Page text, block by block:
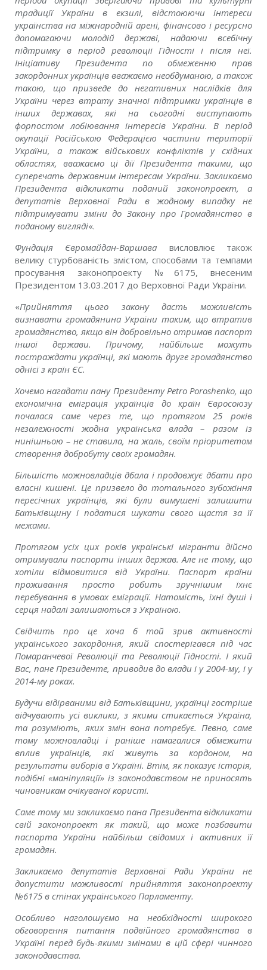
традиції України в екзилі, відстоюючи інтереси
українства на міжнародній арені, фінансово і ресурсно
допомагаючи молодій державі, надаючи всебічну
підтримку в період революції Гідності і після неї.
Ініціативу Президента по обмеженню прав
закордонних українців вважаємо необдуманою, а також
такою, що призведе до негативних наслідків для
України через втрату значної підтримки українців в
інших державах, які на сьогодні виступають
форпостом лобіювання інтересів України. В період
окупації Російською Федерацією частини території
України, а також військових конфліктів у східних
областях, вважаємо ці дії Президента такими, що
суперечать державним інтересам України. Закликаємо
Президента відкликати поданий законопроект, а
депутатів Верховної Ради в жодному випадку не
підтримувати зміни до Закону про Громадянство в
поданому вигляді«.
Фундація Євромайдан-Варшава висловлює також
велику стурбованість змістом, способами та темпами
просування законопроекту №6175, внесеним
Президентом 13.03.2017 до Верховної Ради України.
«Прийняття цього закону дасть можливість
визнавати громадянина України таким, що втратив
громадянство, якщо він добровільно отримав паспорт
іншої держави. Причому, найбільше можуть
постраждати українці, які мають друге громадянство
однієї з країн ЄС.
Хочемо нагадати пану ПрезидентуPetro Poroshenko, що
економічна еміграція українців до країн Євросоюзу
почалася саме через те, що протягом 25 років
незалежності жодна українська влада – разом із
нинішньою – не ставила, на жаль, своїм пріоритетом
створення добробуту своїх громадян.
Більшість можновладців дбала і продовжує дбати про
власні кишені. Це призвело до тотального зубожіння
пересічних українців, які були вимушені залишити
Батьківщину і податися шукати свого щастя за її
межами.
Протягом усіх цих років українські мігранти дійсно
отримували паспорти інших держав. Але не тому, що
хотіли відмовитися від України. Паспорт країни
проживання просто робить зручнішим їхнє
перебування в умовах еміграції. Натомість, їхні душі і
серця надалі залишаються з Україною.
Свідчить про це хоча б той зрив активності
українського закордоння, який спостерігався під час
Помаранчевої Революції та Революції Гідності. І який
Вас, пане Президенте, приводив до влади і у 2004-му, і у
2014-му роках.
Будучи відірваними від Батьківщини, українці гостріше
відчувають усі виклики, з якими стикається Україна,
та розуміють, яких змін вона потребує. Певно, саме
тому можновладці і раніше намагалися обмежити
вплив українців, які живуть за кордоном, на
результати виборів в Україні. Втім, як показує історія,
подібні «маніпуляції» із законодавством не приносять
чиновникам очікуваної користі.
Саме тому ми закликаємо пана Президента відкликати
свій законопроект як такий, що може позбавити
паспорта України найбільш свідомих і активних її
громадян.
Закликаємо депутатів Верховної Ради України не
допустити можливості прийняття законопроекту
№6175 в стінах українського Парламенту.
Особливо наголошуємо на необхідності широкого
обговорення питання подвійного громадянства в
Україні перед будь-якими змінами в цій сфері чинного
законодавства.